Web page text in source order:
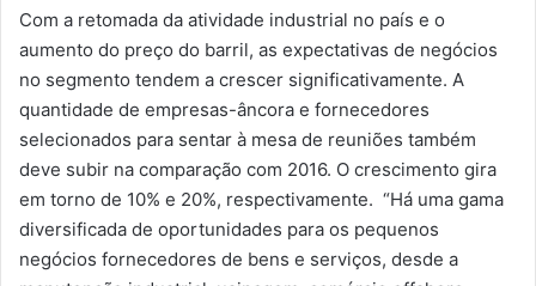
Com a retomada da atividade industrial no país e o
aumento do preço do barril, as expectativas de negócios
no segmento tendem a crescer significativamente. A
quantidade de empresas-âncora e fornecedores
selecionados para sentar à mesa de reuniões também
deve subir na comparação com 2016. O crescimento gira
em torno de 10% e 20%, respectivamente. “Há uma gama
diversificada de oportunidades para os pequenos
negócios fornecedores de bens e serviços, desde a